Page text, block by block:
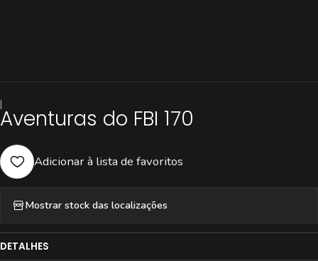
|
Aventuras do FBI 170
Adicionar à lista de favoritos
Mostrar stock das localizações
DETALHES